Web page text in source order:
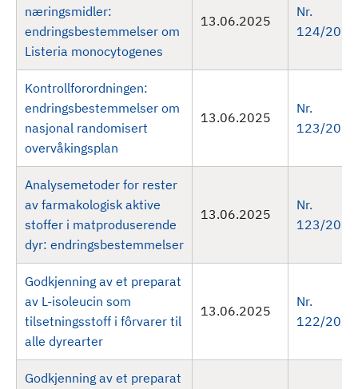
næringsmidler:
endringsbestemmelser om
Listeria monocytogenes
13.06.2025
Nr.
124/2025
Kontrollforordningen:
endringsbestemmelser om
nasjonal randomisert
overvåkingsplan
13.06.2025
Nr.
123/2025
Analysemetoder for rester
av farmakologisk aktive
stoffer i matproduserende
dyr: endringsbestemmelser
13.06.2025
Nr.
123/2025
Godkjenning av et preparat
av L-isoleucin som
tilsetningsstoff i fôrvarer til
alle dyrearter
13.06.2025
Nr.
122/2025
Godkjenning av et preparat